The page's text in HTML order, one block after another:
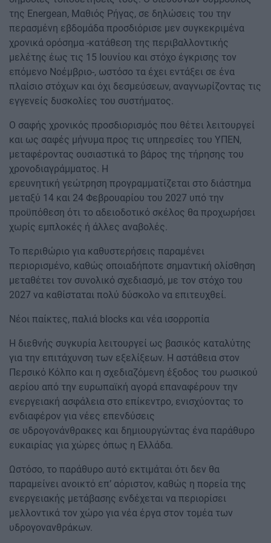
της Energean, Μαθιός Ρήγας, σε δηλώσεις του την
περασμένη εβδομάδα προσδιόρισε μεν συγκεκριμένα
χρονικά ορόσημα -κατάθεση της περιβαλλοντικής
μελέτης έως τις 15 Ιουνίου και στόχο έγκρισης τον
επόμενο Νοέμβριο-, ωστόσο τα έχει εντάξει σε ένα
πλαίσιο στόχων και όχι δεσμεύσεων, αναγνωρίζοντας τις
εγγενείς δυσκολίες του συστήματος.
Ο σαφής χρονικός προσδιορισμός που θέτει λειτουργεί
και ως σαφές μήνυμα προς τις υπηρεσίες του ΥΠΕΝ,
μεταφέροντας ουσιαστικά το βάρος της τήρησης του
χρονοδιαγράμματος. Η
ερευνητική γεώτρηση προγραμματίζεται στο διάστημα
μεταξύ 14 και 24 Φεβρουαρίου του 2027 υπό την
προϋπόθεση ότι το αδειοδοτικό σκέλος θα προχωρήσει
χωρίς εμπλοκές ή άλλες αναβολές.
Το περιθώριο για καθυστερήσεις παραμένει
περιορισμένο, καθώς οποιαδήποτε σημαντική ολίσθηση
μεταθέτει τον συνολικό σχεδιασμό, με τον στόχο του
2027 να καθίσταται πολύ δύσκολο να επιτευχθεί.
Νέοι παίκτες, παλιά blocks και νέα ισορροπία
Η διεθνής συγκυρία λειτουργεί ως βασικός καταλύτης
για την επιτάχυνση των εξελίξεων. Η αστάθεια στον
Περσικό Κόλπο και η σχεδιαζόμενη έξοδος του ρωσικού
αερίου από την ευρωπαϊκή αγορά επαναφέρουν την
ενεργειακή ασφάλεια στο επίκεντρο, ενισχύοντας το
ενδιαφέρον για νέες επενδύσεις
σε υδρογονάνθρακες και δημιουργώντας ένα παράθυρο
ευκαιρίας για χώρες όπως η Ελλάδα.
Ωστόσο, το παράθυρο αυτό εκτιμάται ότι δεν θα
παραμείνει ανοικτό επ’ αόριστον, καθώς η πορεία της
ενεργειακής μετάβασης ενδέχεται να περιορίσει
μελλοντικά τον χώρο για νέα έργα στον τομέα των
υδρογονανθράκων.